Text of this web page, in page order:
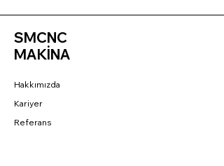
SMCNC
MAKİNA
Hakkımızda
Kariyer
Referans